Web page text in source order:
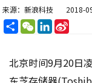
来源：新浪科技 2018-
分
享
WeChatLinkedIn
北京时间9月20日